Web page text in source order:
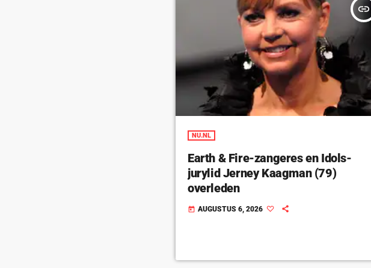
insert_link
NU.NL
Earth & Fire-zangeres en Idols-
jurylid Jerney Kaagman (79)
overleden
today AUGUSTUS 6, 2026